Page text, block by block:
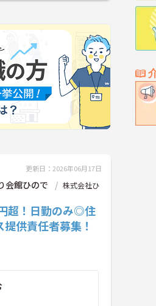
更新日：2026年06月17日
会館ひので
株式会社ひ
超！日勤のみ◎住
供責任者募集！